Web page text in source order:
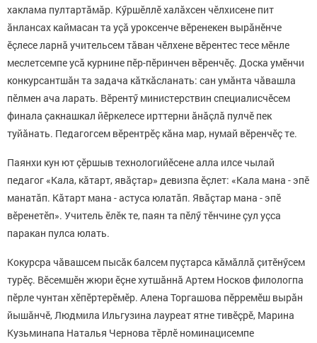
хаклама пултартăмăр. Кӳршӗллӗ халăхсен чӗлхисене пит
ăнлансах каймасан та уçă уроксенче вӗренекен вырăнӗнче
ӗçлесе ларнă учительсем тăван чӗлхене вӗрентес тесе мӗнле
меслетсемпе усă курнине пӗр-пӗринчен вӗренчӗç. Доска умӗнчи
конкурсантшăн та задача кăткăсланать: сан умăнта чăвашла
пӗлмен ача ларать. Вӗрентӳ министерствин специалисчӗсем
финала çакнашкал йӗркелесе ирттерни ăнăçлă пулчӗ пек
туйăнать. Педагогсем вӗрентрӗç кăна мар, нумай вӗренчӗç те.
Паянхи кун ют çӗршыв технологийӗсене алла илсе чылай
педагог «Кала, кăтарт, явăçтар» девизпа ӗçлет: «Кала мана - эпӗ
манатăп. Кăтарт мана - астуса юлатăп. Явăçтар мана - эпӗ
вӗренетӗп». Учитель ӗлӗк те, паян та пӗлӳ тӗнчине çул уçса
паракан пулса юлать.
Кокурсра чăвашсем пысăк балсем пуçтарса кăмăллă çитӗнӳсем
турӗç. Вӗсемшӗн жюри ӗçне хутшăннă Артем Носков филологпа
пӗрле чунтан хӗпӗртерӗмӗр. Алена Торгашова пӗрремӗш вырăн
йышăнчӗ, Людмила Ильгузина лауреат ятне тивӗçрӗ, Марина
Кузьминапа Наталья Чернова тӗрлӗ номинацисемпе